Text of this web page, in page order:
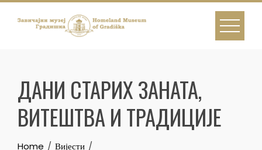
Skip
ДАНИ СТАРИХ ЗАНАТА,
ВИТЕШТВА И ТРАДИЦИЈЕ
Home
Вијести